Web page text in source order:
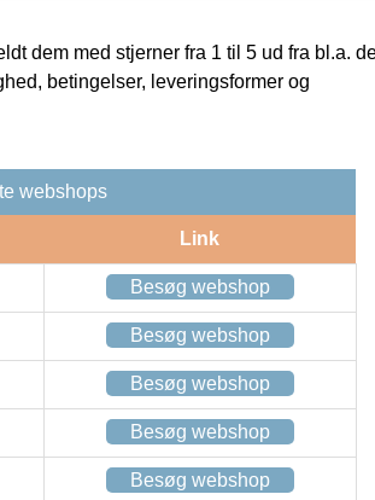
dem med stjerner fra 1 til 5 ud fra bl.a.
betingelser, leveringsformer og
webshops
Link
Besøg webshop
Besøg webshop
Besøg webshop
Besøg webshop
Besøg webshop